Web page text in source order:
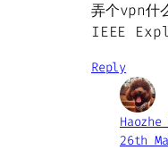
弄个vpn什
IEEE
Reply
26th